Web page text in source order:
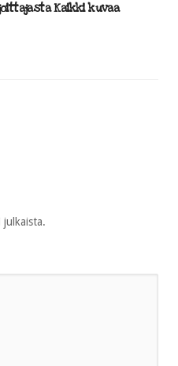
Kaikki kuvaa
julkaista.